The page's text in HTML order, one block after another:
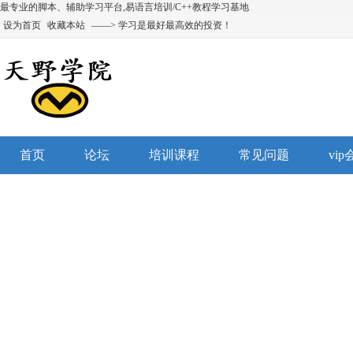
最专业的脚本、辅助学习平台,易语言培训/C++教程学习基地
设为首页 收藏本站 ——> 学习是最好最高效的投资！
首页 论坛 培训课程 常见问题 vip